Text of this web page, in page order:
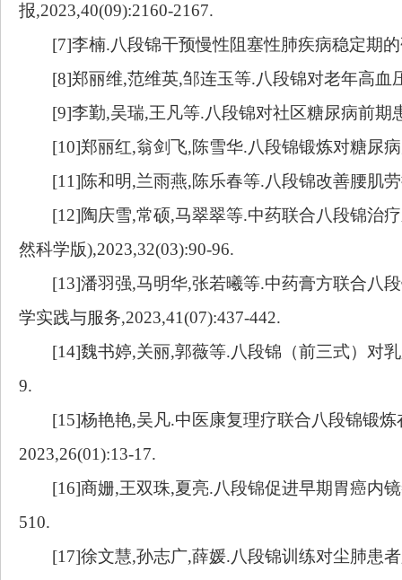
报,2023,40(09):2160-2167.
[7]李楠.八段锦干预慢性阻塞性肺疾病稳定期
[8]郑丽维,范维英,邹连玉等.八段锦对老年高血
[9]李勤,吴瑞,王凡等.八段锦对社区糖尿病前期
[10]郑丽红,翁剑飞,陈雪华.八段锦锻炼对糖尿
[11]陈和明,兰雨燕,陈乐春等.八段锦改善腰肌
[12]陶庆雪,常硕,马翠翠等.中药联合八段锦治
然科学版),2023,32(03):90-96.
[13]潘羽强,马明华,张若曦等.中药膏方联合八
学实践与服务,2023,41(07):437-442.
[14]魏书婷,关丽,郭薇等.八段锦（前三式）对
9.
[15]杨艳艳,吴凡.中医康复理疗联合八段锦锻
2023,26(01):13-17.
[16]商姗,王双珠,夏亮.八段锦促进早期胃癌内
510.
[17]徐文慧,孙志广,薛媛.八段锦训练对尘肺患